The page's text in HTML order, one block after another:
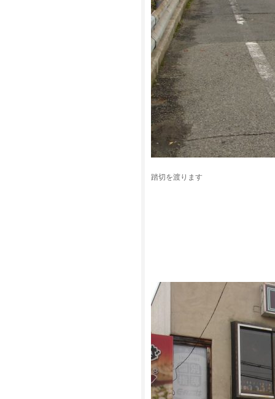
踏切を渡ります